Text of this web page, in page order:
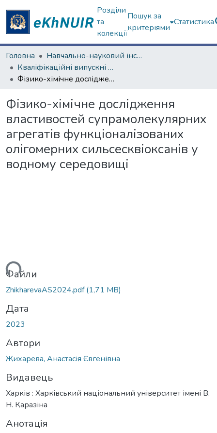
Розділи
та
колекції
Пошук за
критеріями
Статистика
Головна
Навчально-науковий інститут Хімії
Кваліфікаційні випускні роботи магістрів. Навчально-науковий інститут Хімії
Фізико-хімічне дослідження властивостей супрамолекулярних агрегатів функціоналізованих олігомерних сильсесквіоксанів у водному середовищі
Фізико-хімічне дослідження
властивостей супрамолекулярних
агрегатів функціоналізованих
олігомерних сильсесквіоксанів у
водному середовищі
Файли
ZhikharevaAS2024.pdf(1,71 MB)
Дата
2023
Автори
Жихарева, Анастасія Євгенівна
Видавець
Харків : Харківський національний університет імені В.
Н. Каразіна
Анотація